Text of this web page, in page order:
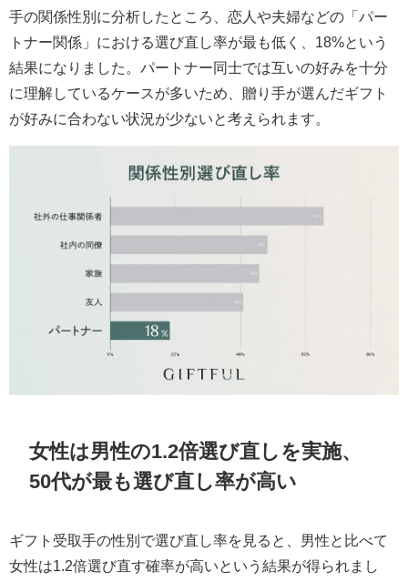
手の関係性別に分析したところ、恋人や夫婦などの「パー
トナー関係」における選び直し率が最も低く、18%という
結果になりました。パートナー同士では互いの好みを十分
に理解しているケースが多いため、贈り手が選んだギフト
が好みに合わない状況が少ないと考えられます。
女性は男性の1.2倍選び直しを実施、
50代が最も選び直し率が高い
ギフト受取手の性別で選び直し率を見ると、男性と比べて
女性は1.2倍選び直す確率が高いという結果が得られまし